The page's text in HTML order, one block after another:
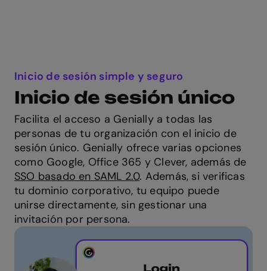
Inicio de sesión simple y seguro
Inicio de sesión único
Facilita el acceso a Genially a todas las
personas de tu organización con el inicio de
sesión único. Genially ofrece varias opciones
como Google, Office 365 y Clever, además de
SSO basado en SAML 2.0. Además, si verificas
tu dominio corporativo, tu equipo puede
unirse directamente, sin gestionar una
invitación por persona.